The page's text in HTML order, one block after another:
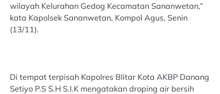
wilayah Kelurahan Gedog Kecamatan Sananwetan,”
kata Kapolsek Sananwetan, Kompol Agus, Senin
(13/11).
Di tempat terpisah Kapolres Blitar Kota AKBP Danang
Setiyo P.S S.H S.I.K mengatakan droping air bersih